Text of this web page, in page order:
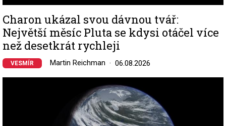
Charon ukázal svou dávnou tvář:
Největší měsíc Pluta se kdysi otáčel více
než desetkrát rychleji
VESMÍR Martin Reichman 06.08.2026